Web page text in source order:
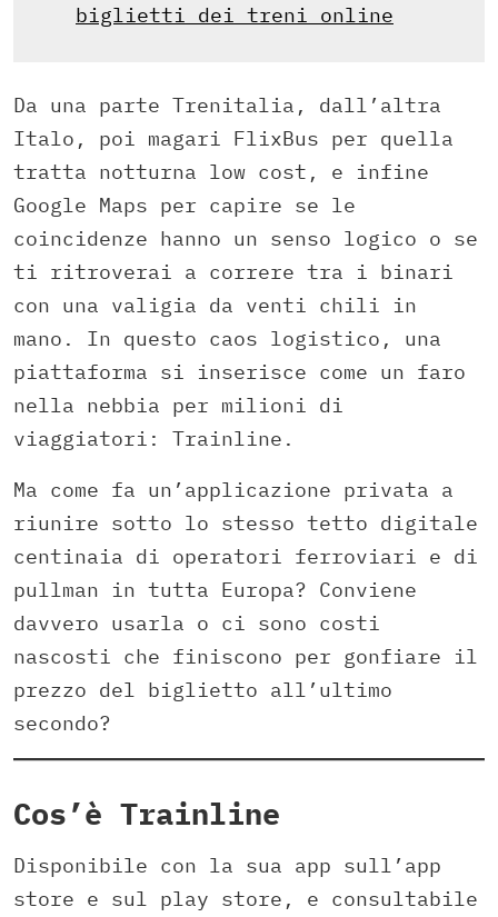
biglietti dei treni online
Da una parte Trenitalia, dall’altra
Italo, poi magari FlixBus per quella
tratta notturna low cost, e infine
Google Maps per capire se le
coincidenze hanno un senso logico o se
ti ritroverai a correre tra i binari
con una valigia da venti chili in
mano. In questo caos logistico, una
piattaforma si inserisce come un faro
nella nebbia per milioni di
viaggiatori: Trainline.
Ma come fa un’applicazione privata a
riunire sotto lo stesso tetto digitale
centinaia di operatori ferroviari e di
pullman in tutta Europa? Conviene
davvero usarla o ci sono costi
nascosti che finiscono per gonfiare il
prezzo del biglietto all’ultimo
secondo?
Cos’è Trainline
Disponibile con la sua app sull’app
store e sul play store, e consultabile